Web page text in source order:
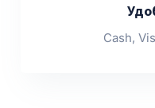
Cash,